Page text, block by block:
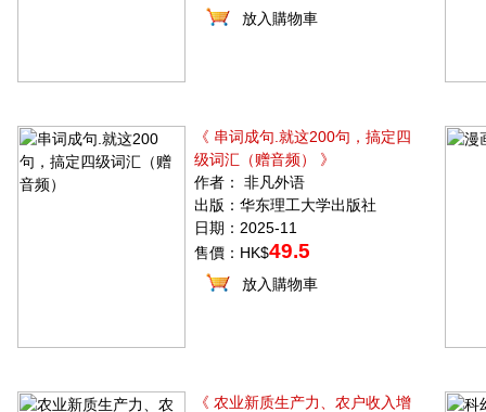
放入購物車
《 串词成句.就这200句，搞定四
级词汇（赠音频） 》
作者： 非凡外语
出版：华东理工大学出版社
日期：2025-11
售價：HK$49.5
放入購物車
《 农业新质生产力、农户收入增